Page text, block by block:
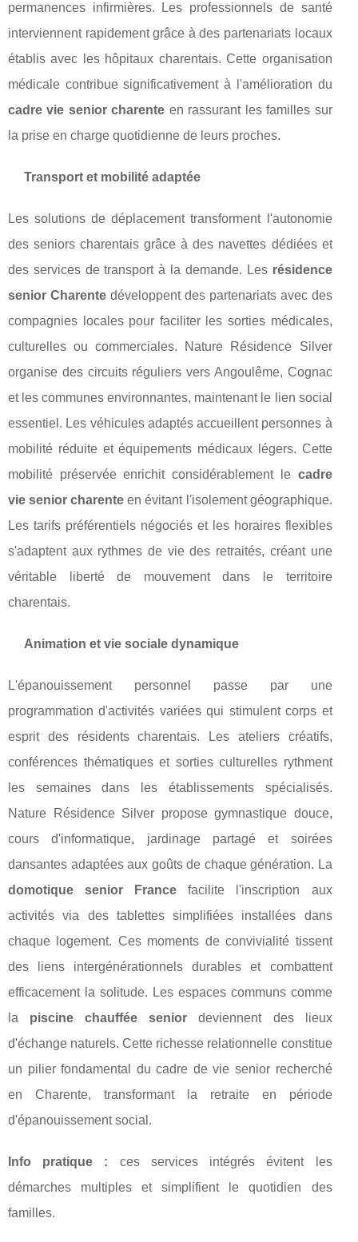
permanences infirmières. Les professionnels de santé
interviennent rapidement grâce à des partenariats locaux
établis avec les hôpitaux charentais. Cette organisation
médicale contribue significativement à l'amélioration du
cadre vie senior charente en rassurant les familles sur
la prise en charge quotidienne de leurs proches.
Transport et mobilité adaptée
Les solutions de déplacement transforment l'autonomie
des seniors charentais grâce à des navettes dédiées et
des services de transport à la demande. Les résidence
senior Charentedéveloppent des partenariats avec des
compagnies locales pour faciliter les sorties médicales,
culturelles ou commerciales. Nature Résidence Silver
organise des circuits réguliers vers Angoulême, Cognac
et les communes environnantes, maintenant le lien social
essentiel. Les véhicules adaptés accueillent personnes à
mobilité réduite et équipements médicaux légers. Cette
mobilité préservée enrichit considérablement le cadre
vie senior charente en évitant l'isolement géographique.
Les tarifs préférentiels négociés et les horaires flexibles
s'adaptent aux rythmes de vie des retraités, créant une
véritable liberté de mouvement dans le territoire
charentais.
Animation et vie sociale dynamique
L'épanouissement personnel passe par une
programmation d'activités variées qui stimulent corps et
esprit des résidents charentais. Les ateliers créatifs,
conférences thématiques et sorties culturelles rythment
les semaines dans les établissements spécialisés.
Nature Résidence Silver propose gymnastique douce,
cours d'informatique, jardinage partagé et soirées
dansantes adaptées aux goûts de chaque génération. La
domotique senior France facilite l'inscription aux
activités via des tablettes simplifiées installées dans
chaque logement. Ces moments de convivialité tissent
des liens intergénérationnels durables et combattent
efficacement la solitude. Les espaces communs comme
la piscine chauffée senior deviennent des lieux
d'échange naturels. Cette richesse relationnelle constitue
un pilier fondamental du cadre de vie senior recherché
en Charente, transformant la retraite en période
d'épanouissement social.
Info pratique : ces services intégrés évitent les
démarches multiples et simplifient le quotidien des
familles.